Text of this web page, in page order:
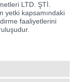
LTD. ŞTİ.
yetki kapsamındaki
faaliyetlerini